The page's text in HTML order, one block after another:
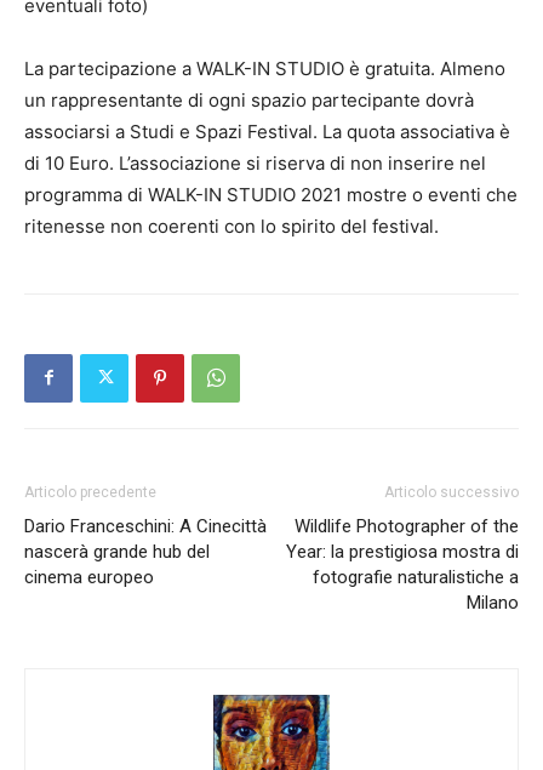
eventuali foto)
La partecipazione a WALK-IN STUDIO è gratuita. Almeno
un rappresentante di ogni spazio partecipante dovrà
associarsi a Studi e Spazi Festival. La quota associativa è
di 10 Euro. L’associazione si riserva di non inserire nel
programma di WALK-IN STUDIO 2021 mostre o eventi che
ritenesse non coerenti con lo spirito del festival.
Articolo precedente
Dario Franceschini: A Cinecittà
nascerà grande hub del
cinema europeo
Articolo successivo
Wildlife Photographer of the
Year: la prestigiosa mostra di
fotografie naturalistiche a
Milano